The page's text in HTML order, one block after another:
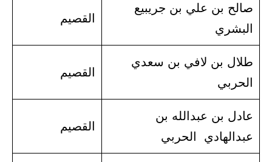
صالح بن علي بن جريبيع
البشري
القصيم
طلال بن لافي بن سعدي
الحربي
القصيم
عادل بن عبدالله بن
عبدالهادي الحربي
القصيم